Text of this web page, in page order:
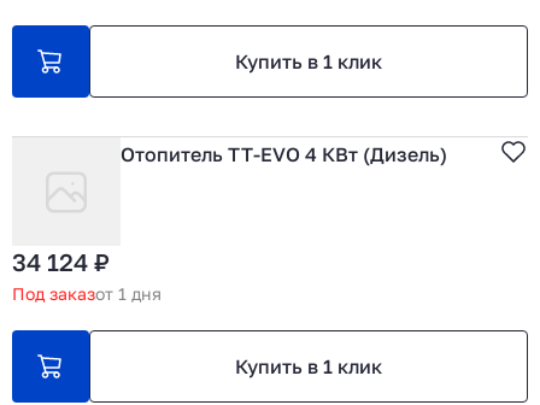
Купить в 1 клик
Отопитель TT-EVO 4 КВт (Дизель)
34 124 ₽
Под заказот 1 дня
Купить в 1 клик